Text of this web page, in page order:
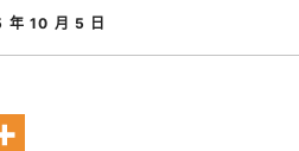
年 10 月 5 日